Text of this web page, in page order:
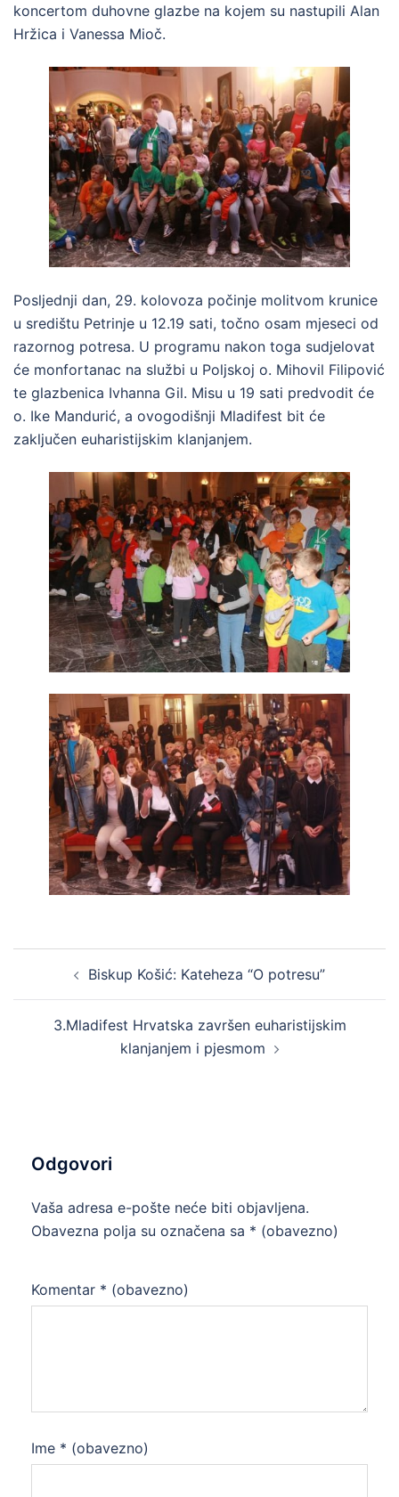
koncertom duhovne glazbe na kojem su nastupili Alan
Hržica i Vanessa Mioč.
Posljednji dan, 29. kolovoza počinje molitvom krunice
u središtu Petrinje u 12.19 sati, točno osam mjeseci od
razornog potresa. U programu nakon toga sudjelovat
će monfortanac na službi u Poljskoj o. Mihovil Filipović
te glazbenica Ivhanna Gil. Misu u 19 sati predvodit će
o. Ike Mandurić, a ovogodišnji Mladifest bit će
zaključen euharistijskim klanjanjem.
navigationBiskup Košić: Kateheza “O potresu”
3.Mladifest Hrvatska završen euharistijskim
klanjanjem i pjesmom
Odgovori
Vaša adresa e-pošte neće biti objavljena.
Obavezna polja su označena sa * (obavezno)
Komentar * (obavezno)
Ime * (obavezno)